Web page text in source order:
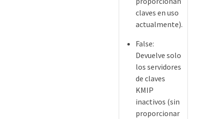
claves en uso
actualmente).
False:
Devuelve solo
los servidores
de claves
KMIP
inactivos (sin
proporcionar